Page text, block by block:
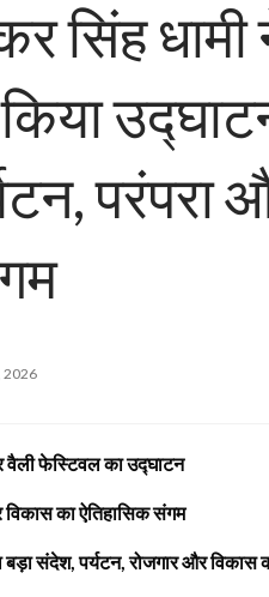
सिंह धामी
परंपरा
2026
वैली फेस्टिवल का उद्घाटन
का ऐतिहासिक संगम
बड़ा संदेश, पर्यटन, रोजगार और विकास